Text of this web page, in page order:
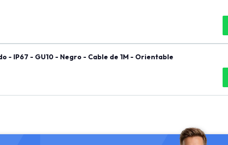
- IP67 - GU10 - Negro - Cable de 1M - Orientable